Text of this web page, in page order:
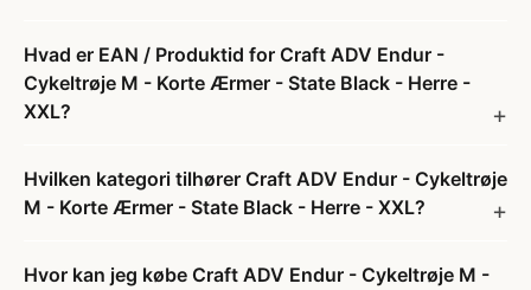
Hvad er EAN / Produktid for Craft ADV Endur -
Cykeltrøje M - Korte Ærmer - State Black - Herre -
XXL?
Hvilken kategori tilhører Craft ADV Endur - Cykeltrøje
M - Korte Ærmer - State Black - Herre - XXL?
Hvor kan jeg købe Craft ADV Endur - Cykeltrøje M -